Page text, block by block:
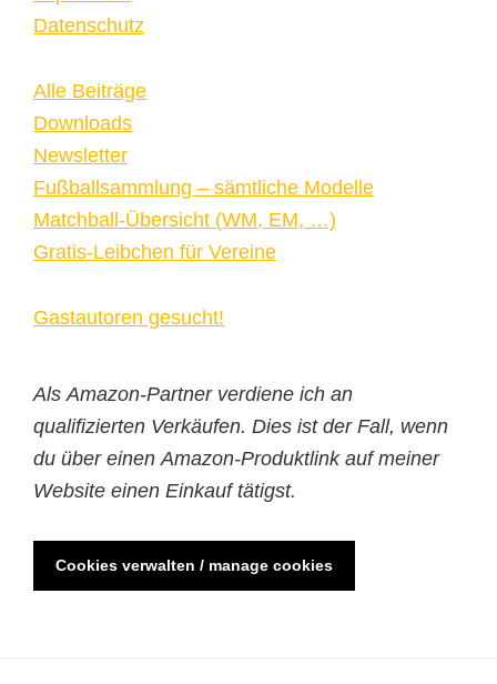
Datenschutz
Alle Beiträge
Downloads
Newsletter
Fußballsammlung – sämtliche Modelle
Matchball-Übersicht (WM, EM, …)
Gratis-Leibchen für Vereine
Gastautoren gesucht!
Als Amazon-Partner verdiene ich an
qualifizierten Verkäufen. Dies ist der Fall, wenn
du über einen Amazon-Produktlink auf meiner
Website einen Einkauf tätigst.
Cookies verwalten / manage cookies